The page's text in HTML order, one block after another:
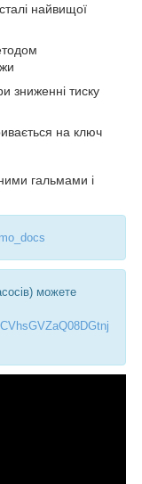
найвищої
зниженні тиску
на ключ
гальмами і
можете